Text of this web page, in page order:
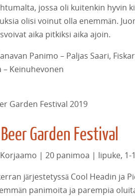
jossa oli kuitenkin hyvin
olisi voinut olla enemmän.
aika pitkiksi aika ajoin.
Panimo – Paljas Saari,
– Keinuhevonen
Garden Festival 2019
Garden Festival
| 20 panimoa | lipuke, 1-
järjestetyssä Cool Headin ja
panimoita ja parempia